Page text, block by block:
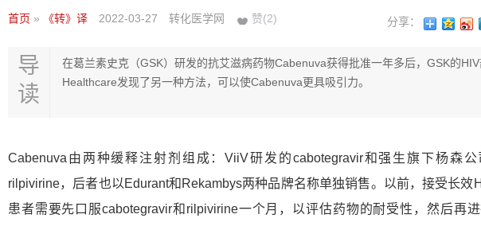
首页 » 《转》译 2022-03-27 转化医学网 赞(2) 分享：
导
读
在葛兰素史克（GSK）研发的抗艾滋病药物Cabenuva获得批准一年多后，GSK的
Healthcare发现了另一种方法，可以使Cabenuva更具吸引力。
Cabenuva 由两种缓释注射剂组成：ViiV研发的cabotegravir和强生旗下杨森公
rilpivirine， 后者也以Edurant和Rekambys两种品牌名称单独销售。以前，接受长效
患者需要先口服cabotegravir和rilpivirine一个月，以评估药物的耐受性，然后再